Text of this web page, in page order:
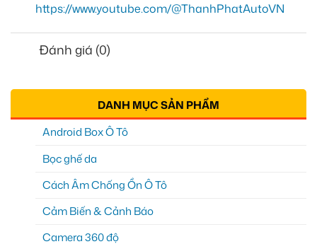
https://www.youtube.com/@ThanhPhatAutoVN
Đánh giá (0)
DANH MỤC SẢN PHẨM
Android Box Ô Tô
Bọc ghế da
Cách Âm Chống Ồn Ô Tô
Cảm Biến & Cảnh Báo
Camera 360 độ